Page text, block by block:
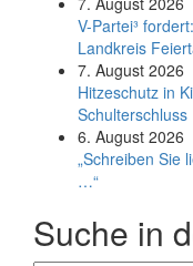
V-Partei­³
Land­kreis
7. August 2026
Hitzeschutz in
Schulterschluss
6. August 2026
„Schreiben Sie
…“
Suche in